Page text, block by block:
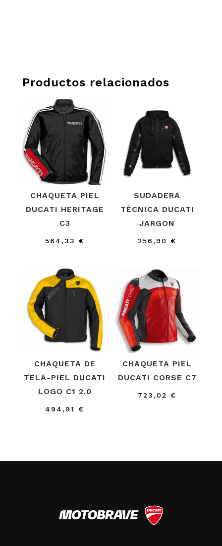
Productos relacionados
CHAQUETA PIEL
DUCATI HERITAGE
C3
564,33 €
SUDADERA
TÉCNICA DUCATI
JARGON
256,90 €
CHAQUETA DE
TELA-PIEL DUCATI
LOGO C1 2.0
494,91 €
CHAQUETA PIEL
DUCATI CORSE C7
723,02 €